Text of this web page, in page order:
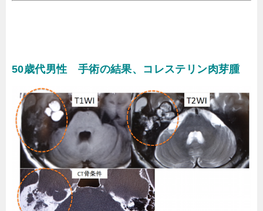
50歳代男性 手術の結果、コレステリン肉芽腫